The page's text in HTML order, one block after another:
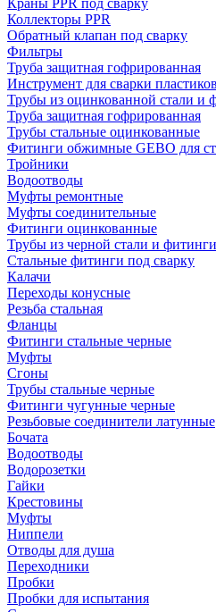
Коллекторы PPR
Обратный клапан под сварку
Фильтры
Труба защитная гофрированная
Инструмент для сварки
Трубы из оцинкованной стали и
Труба защитная гофрированная
Трубы стальные оцинкованные
Фитинги обжимные GEBO для
Тройники
Водоотводы
Муфты ремонтные
Муфты соединительные
Фитинги оцинкованные
Трубы из черной стали и
Стальные фитинги под сварку
Калачи
Переходы конусные
Резьба стальная
Фланцы
Фитинги стальные черные
Муфты
Сгоны
Трубы стальные черные
Фитинги чугунные черные
Резьбовые соединители латунные
Бочата
Водоотводы
Водорозетки
Гайки
Крестовины
Муфты
Ниппели
Отводы для душа
Переходники
Пробки
Пробки для испытания